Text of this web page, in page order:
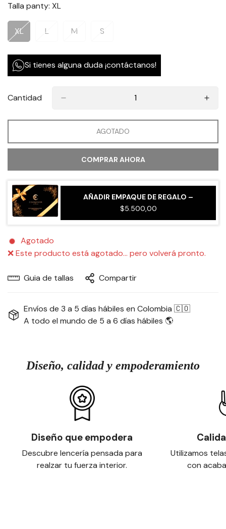
Talla panty: XL
XL
Variante
O
No
Disponible
LVariante
O
No
Disponible
MVariante
O
No
Disponible
SVariante
O
No
Disponible
Si tienes alguna duda ¡contáctanos!
Cantidad
AGOTADO
COMPRAR AHORA
AÑADIR EMPAQUE DE REGALO –
$5.500,00
Agotado
❌ Este producto está agotado… pero volverá pronto.
Guia de tallas Compartir
Envíos de 3 a 5 días hábiles en Colombia 🇨🇴
A todo el mundo de 5 a 6 días hábiles 🌎
Diseño, calidad y empoderamiento
Diseño que empodera
Descubre lencería pensada para
realzar tu fuerza interior.
Utilizamos
con